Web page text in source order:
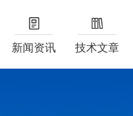
新闻资讯 技术文章